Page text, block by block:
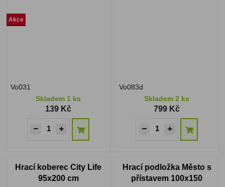
Akce
Vo031
Skladem 1 ks
139 Kč
Vo083d
Skladem 2 ks
799 Kč
Hrací koberec City Life
95x200 cm
Hrací podložka Město s
přístavem 100x150